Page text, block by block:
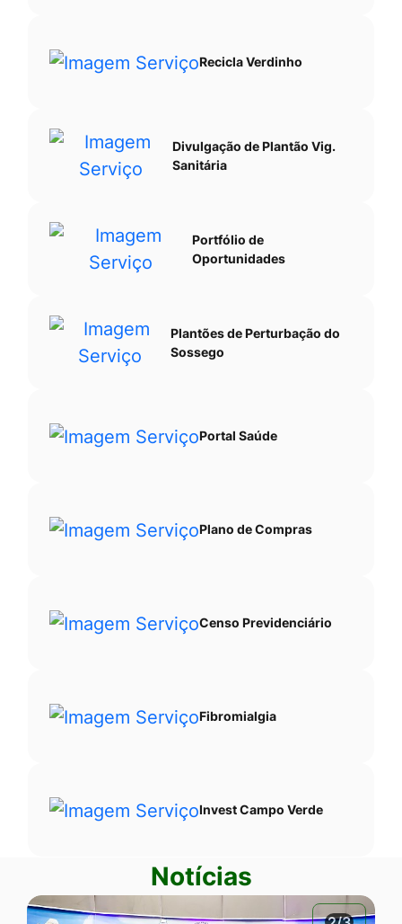
Recicla Verdinho
Divulgação de Plantão Vig.
Sanitária
Portfólio de
Oportunidades
Plantões de Perturbação do
Sossego
Portal Saúde
Plano de Compras
Censo Previdenciário
Fibromialgia
Invest Campo Verde
Notícias